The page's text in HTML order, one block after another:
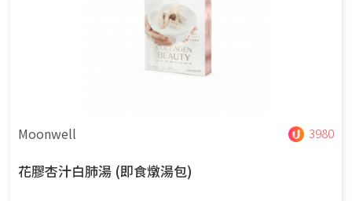
Moonwell 3980
花膠杏汁白肺湯 (即食燉湯包)